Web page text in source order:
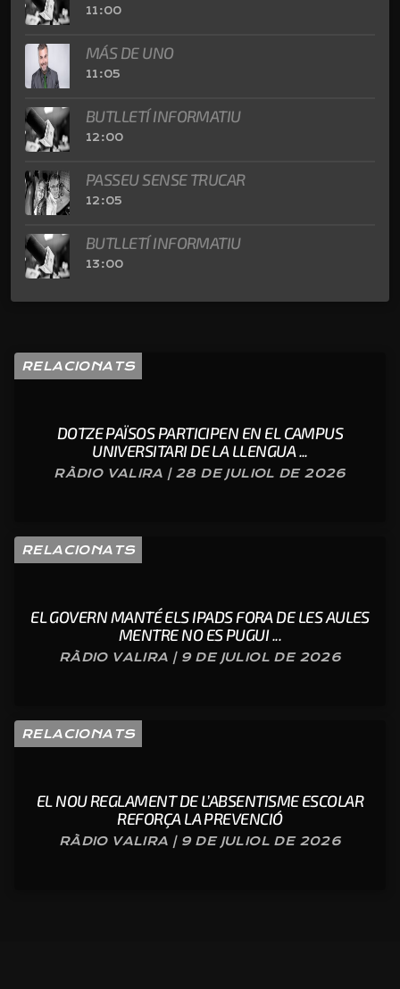
11:00
MÁS DE UNO
11:05
BUTLLETÍ INFORMATIU
12:00
PASSEU SENSE TRUCAR
12:05
BUTLLETÍ INFORMATIU
13:00
RELACIONATS
DOTZE PAÏSOS PARTICIPEN EN EL CAMPUS
UNIVERSITARI DE LA LLENGUA ...
RÀDIO VALIRA | 28 DE JULIOL DE 2026
RELACIONATS
EL GOVERN MANTÉ ELS IPADS FORA DE LES AULES
MENTRE NO ES PUGUI ...
RÀDIO VALIRA | 9 DE JULIOL DE 2026
RELACIONATS
EL NOU REGLAMENT DE L’ABSENTISME ESCOLAR
REFORÇA LA PREVENCIÓ
RÀDIO VALIRA | 9 DE JULIOL DE 2026